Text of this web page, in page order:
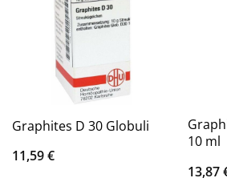
Graphites D 30 Globuli
11,59€
10 ml
13,87